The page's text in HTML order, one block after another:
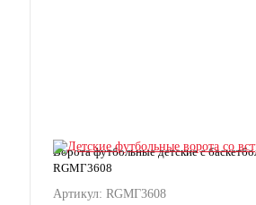
Ворота футбольные детские с
RGМГ3608
Артикул: RGМГ3608